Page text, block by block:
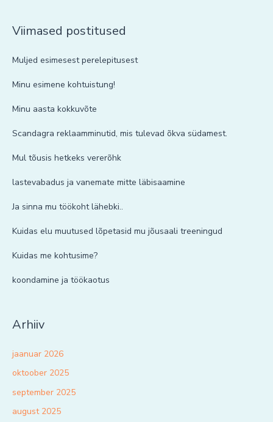
Viimased postitused
Muljed esimesest perelepitusest
Minu esimene kohtuistung!
Minu aasta kokkuvõte
Scandagra reklaamminutid, mis tulevad õkva südamest.
Mul tõusis hetkeks vererõhk
lastevabadus ja vanemate mitte läbisaamine
Ja sinna mu töökoht lähebki..
Kuidas elu muutused lõpetasid mu jõusaali treeningud
Kuidas me kohtusime?
koondamine ja töökaotus
Arhiiv
jaanuar 2026
oktoober 2025
september 2025
august 2025